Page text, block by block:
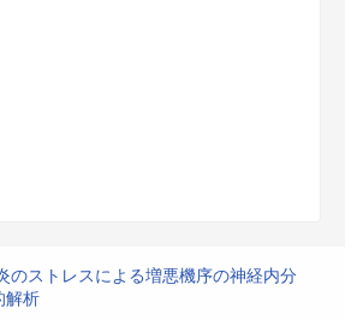
のストレスによる増悪機序の神経内分
解析